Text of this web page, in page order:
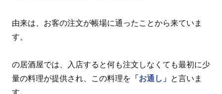
由来は、お客の注文が帳場に通ったことから来ていま
す。
の居酒屋では、入店すると何も注文しなくても最初に少
量の料理が提供され、この料理を 「お通し」
と言いま
す。